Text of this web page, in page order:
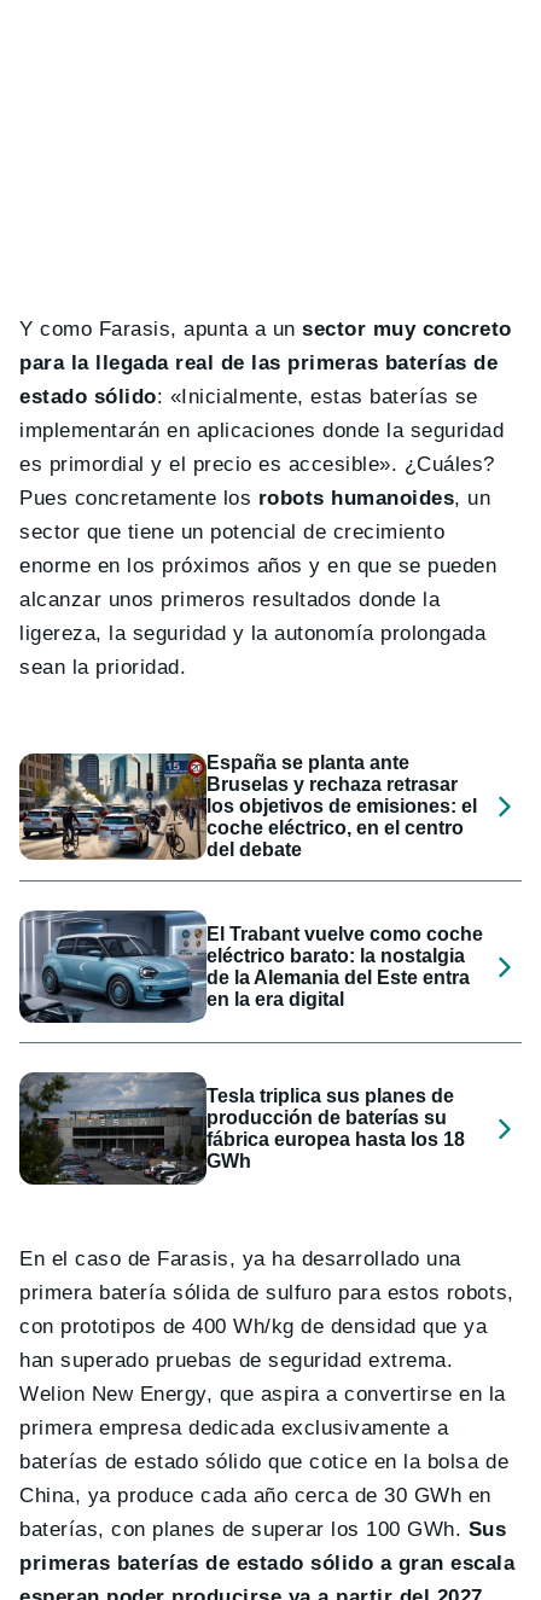
Y como Farasis, apunta a unsector muy concreto
para la llegada real de las primeras baterías de
estado sólido: «Inicialmente, estas baterías se
implementarán en aplicaciones donde la seguridad
es primordial y el precio es accesible». ¿Cuáles?
Pues concretamente los robots humanoides, un
sector que tiene un potencial de crecimiento
enorme en los próximos años y en que se pueden
alcanzar unos primeros resultados donde la
ligereza, la seguridad y la autonomía prolongada
sean la prioridad.
España se planta ante
Bruselas y rechaza retrasar
los objetivos de emisiones: el
coche eléctrico, en el centro
del debate
El Trabant vuelve como coche
eléctrico barato: la nostalgia
de la Alemania del Este entra
en la era digital
Tesla triplica sus planes de
producción de baterías su
fábrica europea hasta los 18
GWh
En el caso de Farasis, ya ha desarrollado una
primera batería sólida de sulfuro para estos robots,
con prototipos de 400 Wh/kg de densidad que ya
han superado pruebas de seguridad extrema.
Welion New Energy, que aspira a convertirse en la
primera empresa dedicada exclusivamente a
baterías de estado sólido que cotice en la bolsa de
China, ya produce cada año cerca de 30 GWh en
baterías, con planes de superar los 100 GWh. Sus
primeras baterías de estado sólido a gran escala